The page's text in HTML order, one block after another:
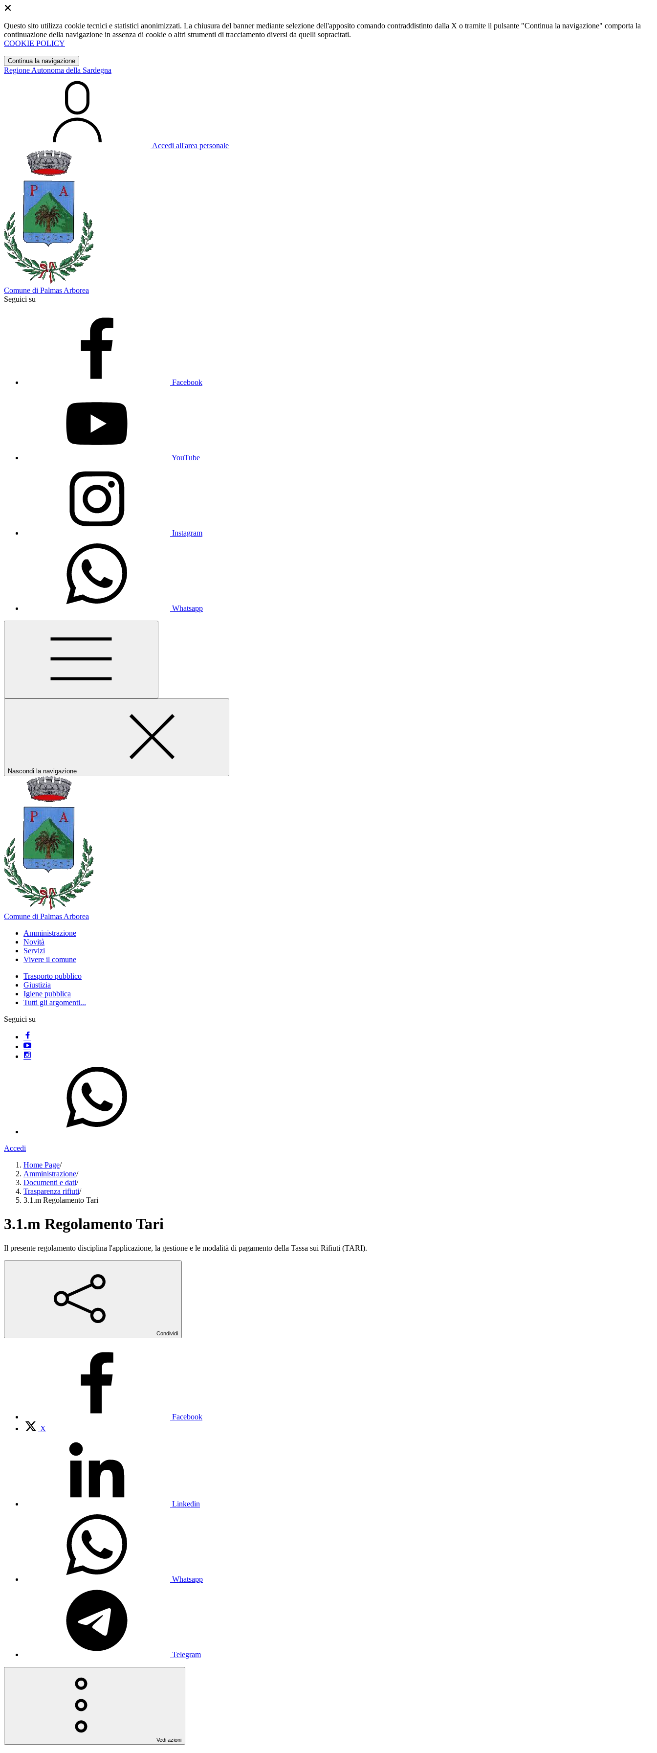
Questo sito utilizza cookie tecnici e statistici anonimizzati. La chiusura del banner mediante selezione dell'apposito comando contraddistinto dalla X o tramite il pulsante "Continua la navigazione" comporta la
continuazione della navigazione in assenza di cookie o altri strumenti di tracciamento diversi da quelli sopracitati.
COOKIE POLICY
Continua la navigazione
Regione Autonoma della Sardegna
Accedi all'area personale
Comune di Palmas Arborea
Seguici su
Facebook
YouTube
Instagram
Whatsapp
Nascondi la navigazione
Comune di Palmas Arborea
Amministrazione
Novità
Servizi
Vivere il comune
Trasporto pubblico
Giustizia
Igiene pubblica
Tutti gli argomenti...
Seguici su
Accedi
Home Page/
Amministrazione/
Documenti e dati/
Trasparenza rifiuti/
3.1.m Regolamento Tari
3.1.m Regolamento Tari
Il presente regolamento disciplina l'applicazione, la gestione e le modalità di pagamento della Tassa sui Rifiuti (TARI).
Condividi
Facebook
X
Linkedin
Whatsapp
Telegram
Vedi azioni